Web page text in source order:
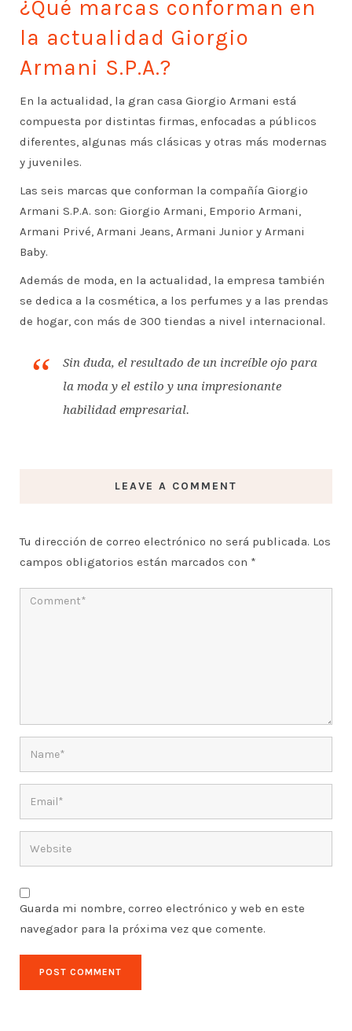
¿Qué marcas conforman en
la actualidad Giorgio
Armani S.P.A.?
En la actualidad, la gran casa Giorgio Armani está
compuesta por distintas firmas, enfocadas a públicos
diferentes, algunas más clásicas y otras más modernas
y juveniles.
Las seis marcas que conforman la compañía Giorgio
Armani S.P.A. son: Giorgio Armani, Emporio Armani,
Armani Privé, Armani Jeans, Armani Junior y Armani
Baby.
Además de moda, en la actualidad, la empresa también
se dedica a la cosmética, a los perfumes y a las prendas
de hogar, con más de 300 tiendas a nivel internacional.
Sin duda, el resultado de un increíble ojo para
la moda y el estilo y una impresionante
habilidad empresarial.
LEAVE A COMMENT
Tu dirección de correo electrónico no será publicada. Los
campos obligatorios están marcados con *
Guarda mi nombre, correo electrónico y web en este
navegador para la próxima vez que comente.